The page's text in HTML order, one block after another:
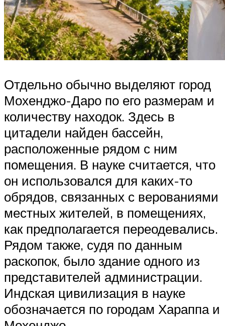
Отдельно обычно выделяют город
Мохенджо-Даро по его размерам и
количеству находок. Здесь в
цитадели найден бассейн,
расположенные рядом с ним
помещения. В науке считается, что
он использовался для каких-то
обрядов, связанных с верованиями
местных жителей, в помещениях,
как предполагается переодевались.
Рядом также, судя по данным
раскопок, было здание одного из
представителей администрации.
Индская цивилизация в науке
обозначается по городам Хараппа и